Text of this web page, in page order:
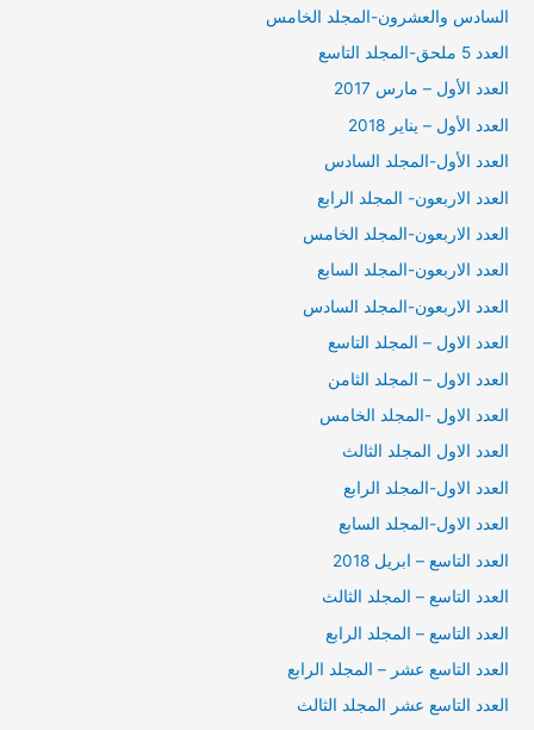
السادس والعشرون-المجلد الخامس
العدد 5 ملحق-المجلد التاسع
العدد الأول – مارس 2017
العدد الأول – يناير 2018
العدد الأول-المجلد السادس
العدد الاربعون- المجلد الرابع
العدد الاربعون-المجلد الخامس
العدد الاربعون-المجلد السابع
العدد الاربعون-المجلد السادس
العدد الاول – المجلد التاسع
العدد الاول – المجلد الثامن
العدد الاول -المجلد الخامس
العدد الاول المجلد الثالث
العدد الاول-المجلد الرابع
العدد الاول-المجلد السابع
العدد التاسع – ابريل 2018
العدد التاسع – المجلد الثالث
العدد التاسع – المجلد الرابع
العدد التاسع عشر – المجلد الرابع
العدد التاسع عشر المجلد الثالث